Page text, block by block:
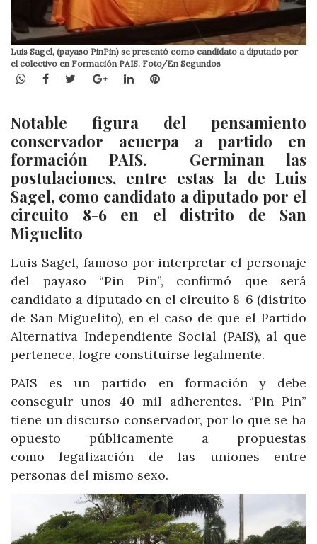
Luis Sagel, (payaso PinPin) se presentó como candidato a diputado por
el colectivo en Formación PAIS. Foto/En Segundos
WhatsApp
Facebook
TwitterGoogle+LinkedInPinterest
Notable figura del pensamiento
conservador acuerpa a partido en
formación PAIS. Germinan las
postulaciones, entre estas la de Luis
Sagel, como candidato a diputado por el
circuito 8-6 en el distrito de San
Miguelito
Luis Sagel, famoso por interpretar el personaje
del payaso “Pin Pin”, confirmó que será
candidato a diputado en el circuito 8-6 (distrito
de San Miguelito), en el caso de que el Partido
Alternativa Independiente Social (PAIS), al que
pertenece, logre constituirse legalmente.
PAIS es un partido en formación y debe
conseguir unos 40 mil adherentes. “Pin Pin”
tiene un discurso conservador, por lo que se ha
opuesto públicamente a propuestas
como legalización de las uniones entre
personas del mismo sexo.